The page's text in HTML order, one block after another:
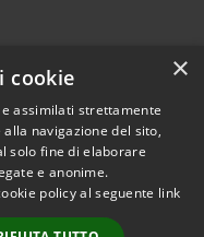
© 2026 • Comune di
di Po • Powered by
Municipium• Accesso
×
cookie
assimilati strettamente
navigazione del sito,
solo fine di elaborare
e anonime.
policy al seguente link